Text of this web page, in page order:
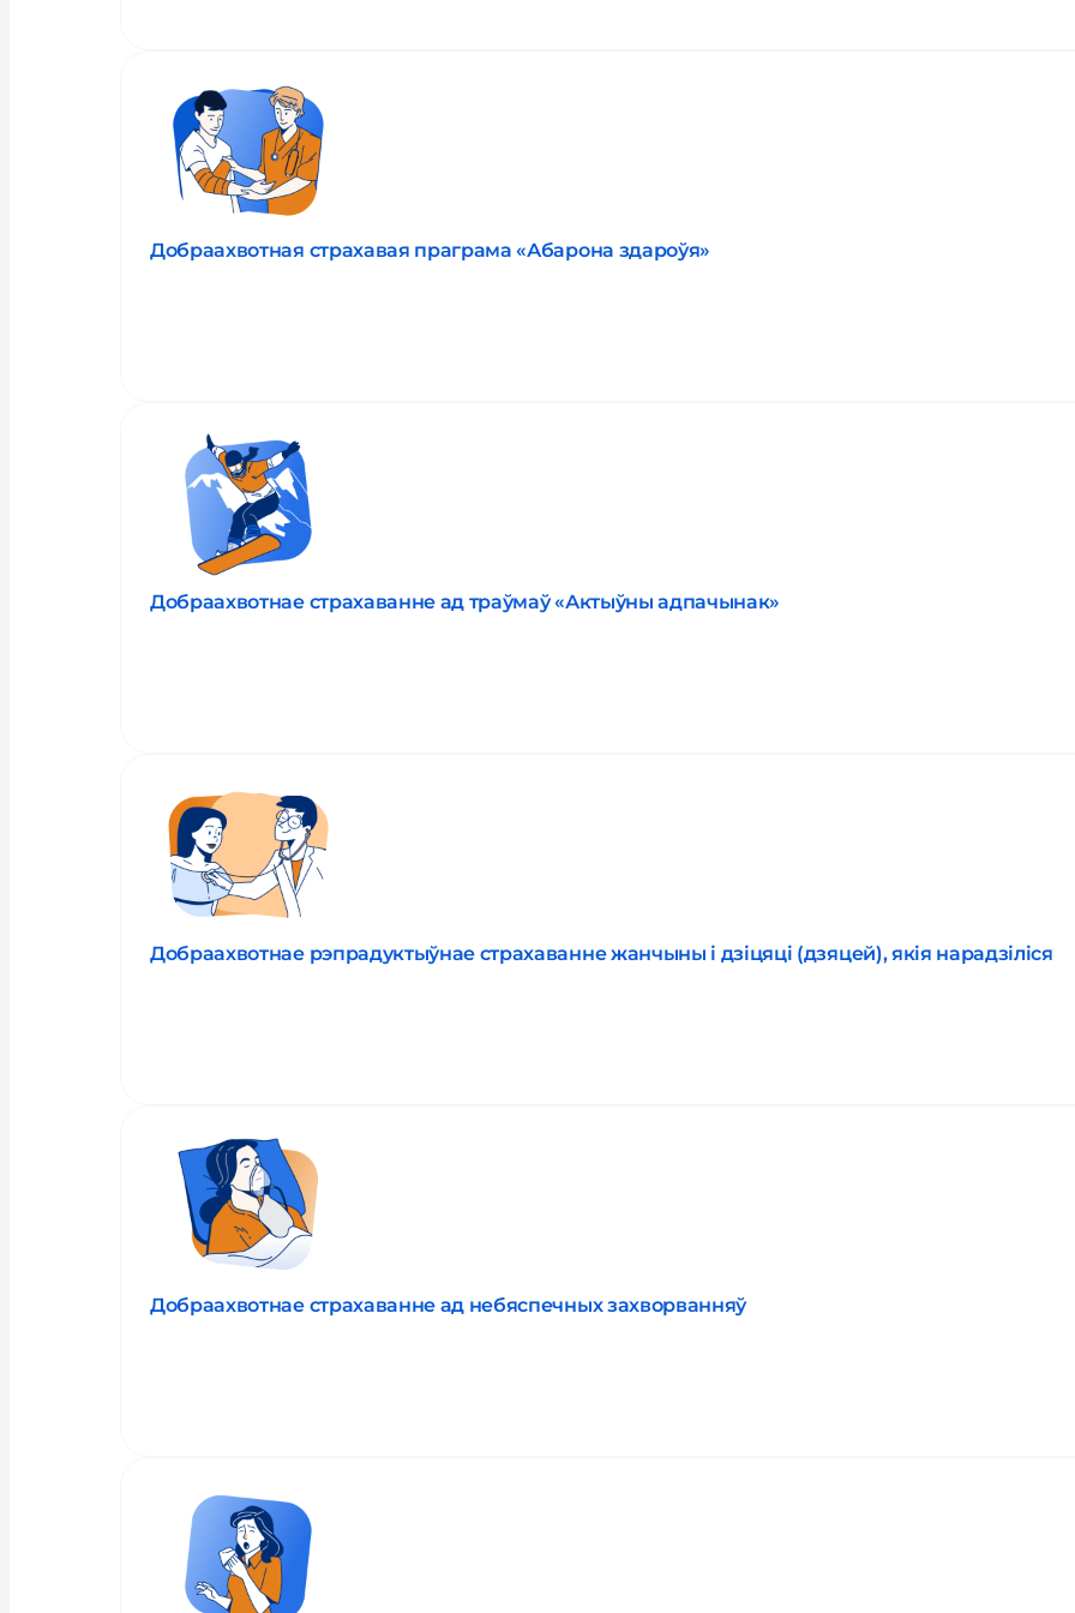
Добраахвотная страхавая праграма «Абарона здароўя»
Добраахвотнае страхаванне ад траўмаў «Актыўны адпачынак»
Добраахвотнае рэпрадуктыўнае страхаванне жанчыны і дзіцяцi (дзяцей), якiя нарадзілiся
Добраахвотнае страхаванне ад небяспечных захворванняў